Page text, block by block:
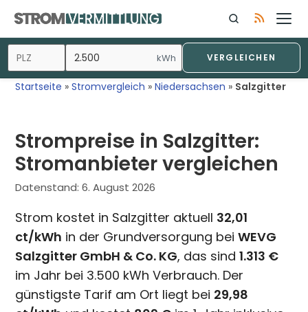
Inhalt
springen
kWh VERGLEICHEN
Startseite »Stromvergleich »Niedersachsen » Salzgitter
Strompreise in Salzgitter:
Stromanbieter vergleichen
Datenstand:6. August 2026
Strom kostet in Salzgitter aktuell 32,01
ct/kWh in der Grundversorgung beiWEVG
Salzgitter GmbH & Co. KG, das sind1.313 €
im Jahr bei 3.500 kWh Verbrauch. Der
günstigste Tarif am Ort liegt bei 29,98